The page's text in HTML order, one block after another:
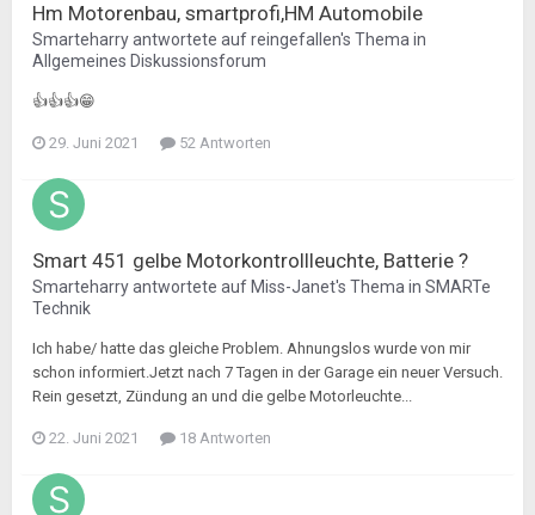
Hm Motorenbau, smartprofi,HM Automobile
Smarteharryantwortete aufreingefallen's Thema in
Allgemeines Diskussionsforum
👍👍👍😁
29. Juni 2021 52 Antworten
Smart 451 gelbe Motorkontrollleuchte, Batterie ?
Smarteharryantwortete auf Miss-Janet's Thema in SMARTe
Technik
Ich habe/ hatte das gleiche Problem. Ahnungslos wurde von mir
schon informiert.Jetzt nach 7 Tagen in der Garage ein neuer Versuch.
Rein gesetzt, Zündung an und die gelbe Motorleuchte...
22. Juni 2021 18 Antworten